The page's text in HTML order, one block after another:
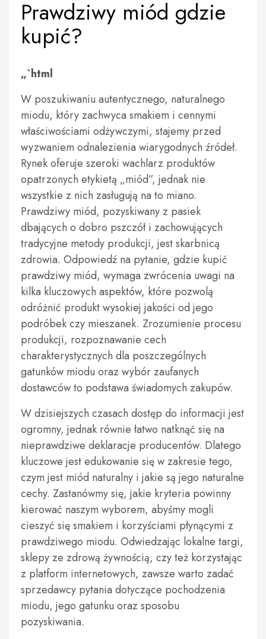
Prawdziwy miód gdzie
kupić?
„`html
W poszukiwaniu autentycznego, naturalnego
miodu, który zachwyca smakiem i cennymi
właściwościami odżywczymi, stajemy przed
wyzwaniem odnalezienia wiarygodnych źródeł.
Rynek oferuje szeroki wachlarz produktów
opatrzonych etykietą „miód”, jednak nie
wszystkie z nich zasługują na to miano.
Prawdziwy miód, pozyskiwany z pasiek
dbających o dobro pszczół i zachowujących
tradycyjne metody produkcji, jest skarbnicą
zdrowia. Odpowiedź na pytanie, gdzie kupić
prawdziwy miód, wymaga zwrócenia uwagi na
kilka kluczowych aspektów, które pozwolą
odróżnić produkt wysokiej jakości od jego
podróbek czy mieszanek. Zrozumienie procesu
produkcji, rozpoznawanie cech
charakterystycznych dla poszczególnych
gatunków miodu oraz wybór zaufanych
dostawców to podstawa świadomych zakupów.
W dzisiejszych czasach dostęp do informacji jest
ogromny, jednak równie łatwo natknąć się na
nieprawdziwe deklaracje producentów. Dlatego
kluczowe jest edukowanie się w zakresie tego,
czym jest miód naturalny i jakie są jego naturalne
cechy. Zastanówmy się, jakie kryteria powinny
kierować naszym wyborem, abyśmy mogli
cieszyć się smakiem i korzyściami płynącymi z
prawdziwego miodu. Odwiedzając lokalne targi,
sklepy ze zdrową żywnością, czy też korzystając
z platform internetowych, zawsze warto zadać
sprzedawcy pytania dotyczące pochodzenia
miodu, jego gatunku oraz sposobu
pozyskiwania.